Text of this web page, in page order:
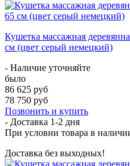
Кушетка массажная
см (цвет серый немецкий)
- Наличие уточняйте
было
86 625 руб
78 750 руб
Позвонить и купить
- Доставка 1-2 дня
При условии товара в
Доставка без выходных!